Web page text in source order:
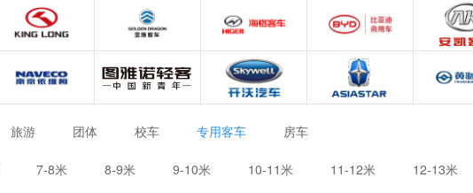
旅游 团体 校车 专用客车 房车
7-8米 8-9米 9-10米 10-11米 11-12米 12-13米